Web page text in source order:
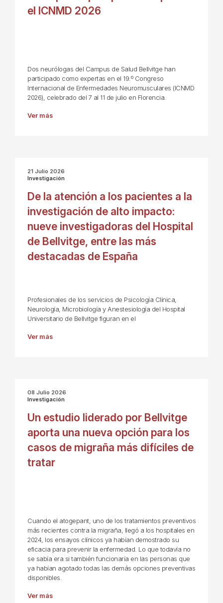
el ICNMD 2026
Dos neurólogas del Campus de Salud Bellvitge han
participado como expertas en el 19.º Congreso
Internacional de Enfermedades Neuromusculares (ICNMD
2026), celebrado del 7 al 11 de julio en Florencia.
Ver más
21 Julio 2026
Investigación
De la atención a los pacientes a la
investigación de alto impacto:
nueve investigadoras del Hospital
de Bellvitge, entre las más
destacadas de España
Profesionales de los servicios de Psicología Clínica,
Neurología, Microbiología y Anestesiología del Hospital
Universitario de Bellvitge figuran en el
Ver más
08 Julio 2026
Investigación
Un estudio liderado por Bellvitge
aporta una nueva opción para los
casos de migraña más difíciles de
tratar
Cuando el atogepant, uno de los tratamientos preventivos
más recientes contra la migraña, llegó a los hospitales en
2024, los ensayos clínicos ya habían demostrado su
eficacia para prevenir la enfermedad. Lo que todavía no
se sabía era si también funcionaría en las personas que
ya habían agotado todas las demás opciones preventivas
disponibles.
Ver más